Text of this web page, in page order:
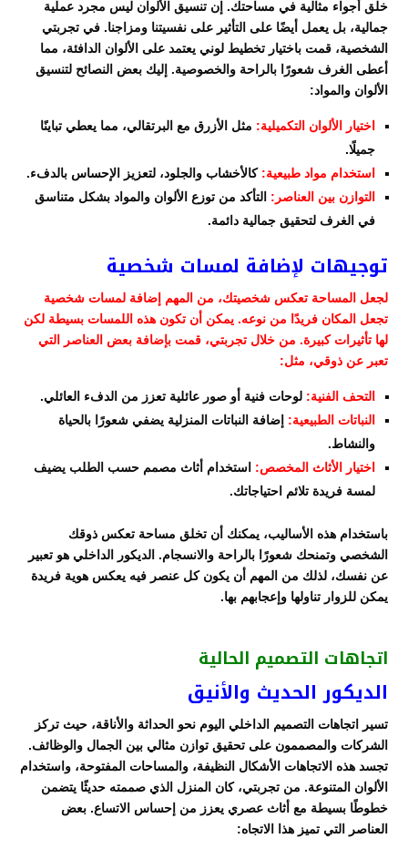
خلق أجواء مثالية في مساحتك. إن تنسيق الألوان ليس مجرد عملية
جمالية، بل يعمل أيضًا على التأثير على نفسيتنا ومزاجنا. في تجربتي
الشخصية، قمت باختيار تخطيط لوني يعتمد على الألوان الدافئة، مما
أعطى الغرف شعورًا بالراحة والخصوصية. إليك بعض النصائح لتنسيق
الألوان والمواد:
اختيار الألوان التكميلية: مثل الأزرق مع البرتقالي، مما يعطي تباينًا
جميلًا.
استخدام مواد طبيعية: كالأخشاب والجلود، لتعزيز الإحساس بالدفء.
التوازن بين العناصر: التأكد من توزع الألوان والمواد بشكل متناسق
في الغرف لتحقيق جمالية دائمة.
توجيهات لإضافة لمسات شخصية
لجعل المساحة تعكس شخصيتك، من المهم إضافة لمسات شخصية
تجعل المكان فريدًا من نوعه. يمكن أن تكون هذه اللمسات بسيطة لكن
لها تأثيرات كبيرة. من خلال تجربتي، قمت بإضافة بعض العناصر التي
تعبر عن ذوقي، مثل:
التحف الفنية: لوحات فنية أو صور عائلية تعزز من الدفء العائلي.
النباتات الطبيعية: إضافة النباتات المنزلية يضفي شعورًا بالحياة
والنشاط.
اختيار الأثاث المخصص: استخدام أثاث مصمم حسب الطلب يضيف
لمسة فريدة تلائم احتياجاتك.
باستخدام هذه الأساليب، يمكنك أن تخلق مساحة تعكس ذوقك
الشخصي وتمنحك شعورًا بالراحة والانسجام. الديكور الداخلي هو تعبير
عن نفسك، لذلك من المهم أن يكون كل عنصر فيه يعكس هوية فريدة
يمكن للزوار تناولها وإعجابهم بها.
اتجاهات التصميم الحالية
الديكور الحديث والأنيق
تسير اتجاهات التصميم الداخلي اليوم نحو الحداثة والأناقة، حيث تركز
الشركات والمصممون على تحقيق توازن مثالي بين الجمال والوظائف.
تجسد هذه الاتجاهات الأشكال النظيفة، والمساحات المفتوحة، واستخدام
الألوان المتنوعة. من تجربتي، كان المنزل الذي صممته حديثًا يتضمن
خطوطًا بسيطة مع أثاث عصري يعزز من إحساس الاتساع. بعض
العناصر التي تميز هذا الاتجاه: